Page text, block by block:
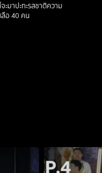
ะมาปะทะรสชาติความ
อ 40 คน
ย์, ธนินธร จันทร